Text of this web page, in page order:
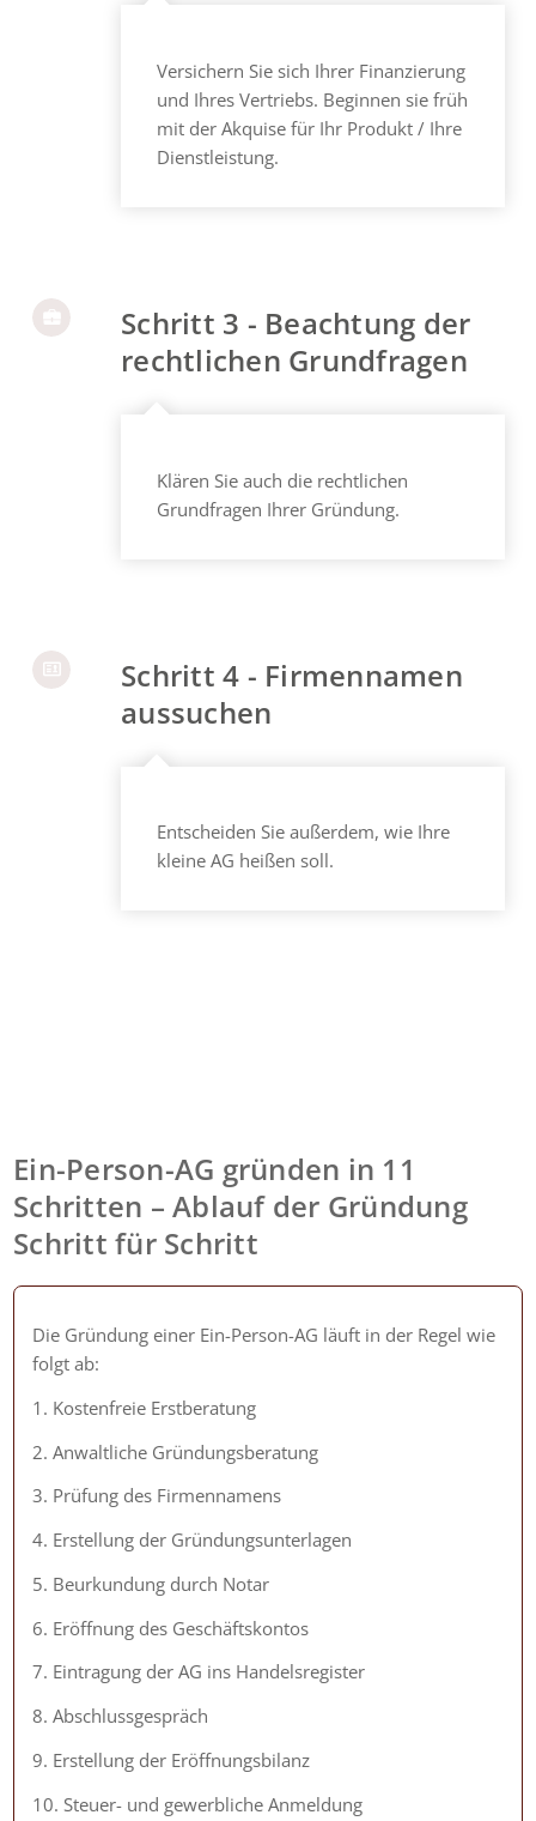
Versichern Sie sich Ihrer Finanzierung
und Ihres Vertriebs. Beginnen sie früh
mit der Akquise für Ihr Produkt / Ihre
Dienstleistung.
Schritt 3 - Beachtung der
rechtlichen Grundfragen
Klären Sie auch die rechtlichen
Grundfragen Ihrer Gründung.
Schritt 4 - Firmennamen
aussuchen
Entscheiden Sie außerdem, wie Ihre
kleine AG heißen soll.
Ein-Person-AG gründen in 11
Schritten – Ablauf der Gründung
Schritt für Schritt
Die Gründung einer Ein-Person-AG läuft in der Regel wie
folgt ab:
1. Kostenfreie Erstberatung
2. Anwaltliche Gründungsberatung
3. Prüfung des Firmennamens
4. Erstellung der Gründungsunterlagen
5. Beurkundung durch Notar
6. Eröffnung des Geschäftskontos
7. Eintragung der AG ins Handelsregister
8. Abschlussgespräch
9. Erstellung der Eröffnungsbilanz
10. Steuer- und gewerbliche Anmeldung